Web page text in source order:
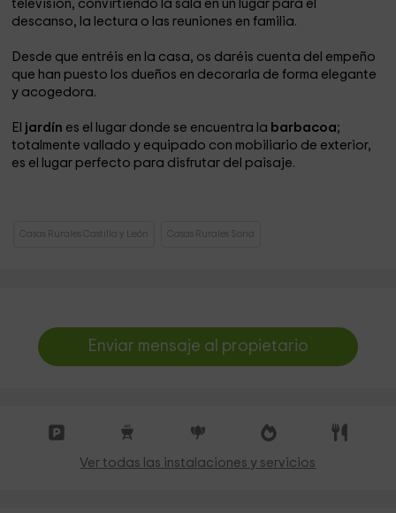
televisión, convirtiendo la sala en un lugar para el
descanso, la lectura o las reuniones en familia.
Desde que entréis en la casa, os daréis cuenta del empeño
que han puesto los dueños en decorarla de forma elegante
y acogedora.
El jardín es el lugar donde se encuentra la barbacoa;
totalmente vallado y equipado con mobiliario de exterior,
es el lugar perfecto para disfrutar del paisaje.
Casas Rurales Castilla y León Casas Rurales Soria
Enviar mensaje al propietario
Ver todas las instalaciones y servicios